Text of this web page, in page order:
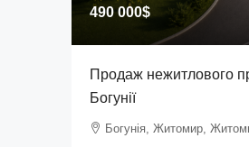
490 000$
Продаж нежитлового
Богунії
Богунія, Житомир,